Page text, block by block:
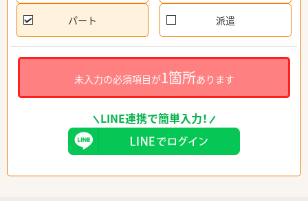
パート 派遣
未入力の必須項目が1箇所あります
LINE連携で簡単入力！